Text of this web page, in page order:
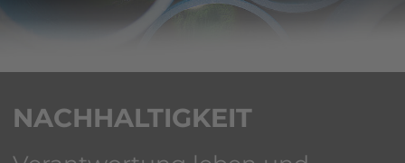
NACHHALTIGKEIT